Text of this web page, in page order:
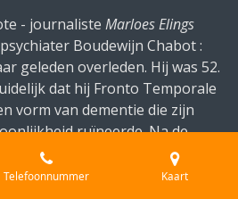
- journaliste Marloes Elings
Boudewijn Chabot :
geleden overleden. Hij was 52.
dat hij Fronto Temporale
vorm van dementie die zijn
ruïneerde. Na de
dat hij dood wilde als hij de regie
Telefoonnummer Kaart